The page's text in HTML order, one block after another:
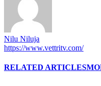
Nilu Niluja
https://www.vettritv.com/
RELATED ARTICLES